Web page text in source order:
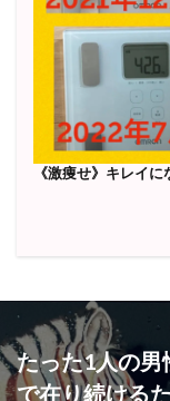
《激痩せ》キレイ
たった1人の
で在り続ける